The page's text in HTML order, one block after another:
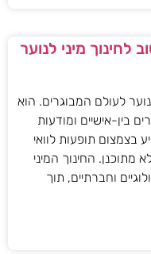
מיני לנוער
נוער לעולם המבוגרים. הוא
בין-אישיים ומודעות
בצמצום תופעות לוואי
מתוכנן. החינוך המיני
וחברתיים, תוך